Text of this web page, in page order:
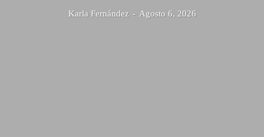
Karla Fernández - Agosto 6, 2026